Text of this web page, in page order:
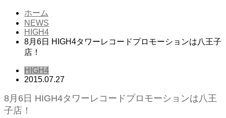
ホーム
NEWS
HIGH4
8月6日 HIGH4タワーレコードプロモーションは八王子
店！
HIGH4
2015.07.27
8月6日 HIGH4タワーレコードプロモーションは八王
子店！